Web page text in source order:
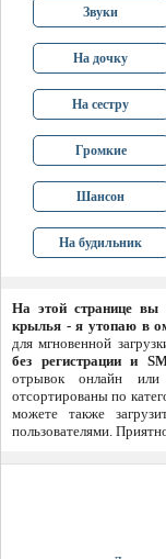
Звуки
На дочку
На сестру
Громкие
Шансон
На будильник
На этой странице вы
крылья - я утопаю в
для мгновенной
без регистрации и
отрывок онлайн
отсортированы по
можете также
пользователями.